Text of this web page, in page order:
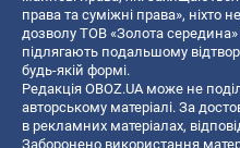
права та суміжні права», ніхто
дозволу ТОВ «Золота середина»
підлягають подальшому
будь-якій формі.
Редакція OBOZ.UA може не
авторському матеріалі. За
в рекламних матеріалах,
Заборонено використання